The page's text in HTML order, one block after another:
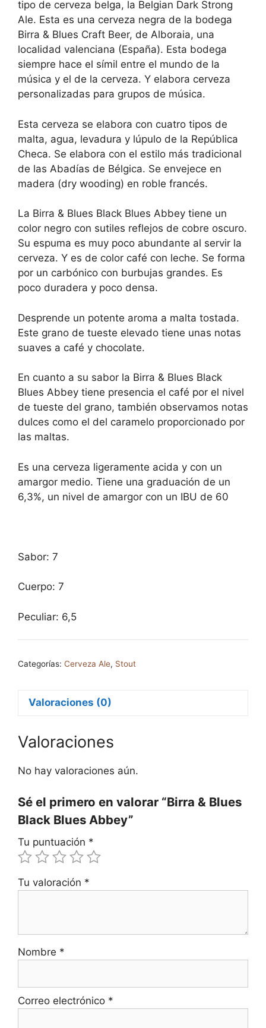
tipo de cerveza belga, la Belgian Dark Strong
Ale. Esta es una cerveza negra de la bodega
Birra & Blues Craft Beer, de Alboraia, una
localidad valenciana (España). Esta bodega
siempre hace el símil entre el mundo de la
música y el de la cerveza. Y elabora cerveza
personalizadas para grupos de música.
Esta cerveza se elabora con cuatro tipos de
malta, agua, levadura y lúpulo de la República
Checa. Se elabora con el estilo más tradicional
de las Abadías de Bélgica. Se envejece en
madera (dry wooding) en roble francés.
La Birra & Blues Black Blues Abbey tiene un
color negro con sutiles reflejos de cobre oscuro.
Su espuma es muy poco abundante al servir la
cerveza. Y es de color café con leche. Se forma
por un carbónico con burbujas grandes. Es
poco duradera y poco densa.
Desprende un potente aroma a malta tostada.
Este grano de tueste elevado tiene unas notas
suaves a café y chocolate.
En cuanto a su sabor la Birra & Blues Black
Blues Abbey tiene presencia el café por el nivel
de tueste del grano, también observamos notas
dulces como el del caramelo proporcionado por
las maltas.
Es una cerveza ligeramente acida y con un
amargor medio. Tiene una graduación de un
6,3%, un nivel de amargor con un IBU de 60
Sabor: 7
Cuerpo: 7
Peculiar: 6,5
Categorías: Cerveza Ale, Stout
Valoraciones (0)
Valoraciones
No hay valoraciones aún.
Sé el primero en valorar “Birra & Blues
Black Blues Abbey”
Tu puntuación *
Tu valoración *
Nombre *
Correo electrónico *